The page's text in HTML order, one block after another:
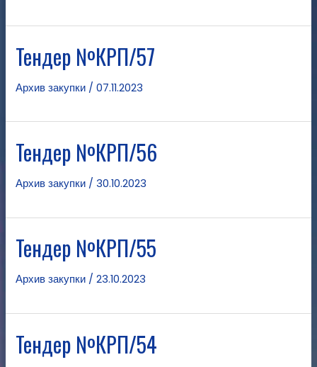
Тендер №КРП/57
Архив закупки /07.11.2023
Тендер №КРП/56
Архив закупки / 30.10.2023
Тендер №КРП/55
Архив закупки /23.10.2023
Тендер №КРП/54